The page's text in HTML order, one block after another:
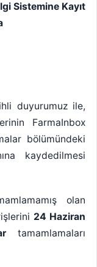
Sistemine Kayıt
duyurumuz ile,
FarmaInbox
bölümündeki
kaydedilmesi
olan
24 Haziran
tamamlamaları